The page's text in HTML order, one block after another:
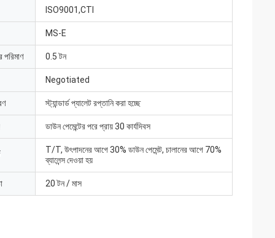
ISO9001,CTI
MS-E
পরিমাণ 0.5 টন
Negotiated
স্ট্যান্ডার্ড প্যালেট রপ্তানি করা হচ্ছে
ডাউন পেমেন্টের পরে প্রায় 30 কার্যদিবস
T/T, উৎপাদনের আগে 30% ডাউন পেমেন্ট, চালানের আগে 70%
ব্যালেন্স দেওয়া হয়
20 টন / মাস